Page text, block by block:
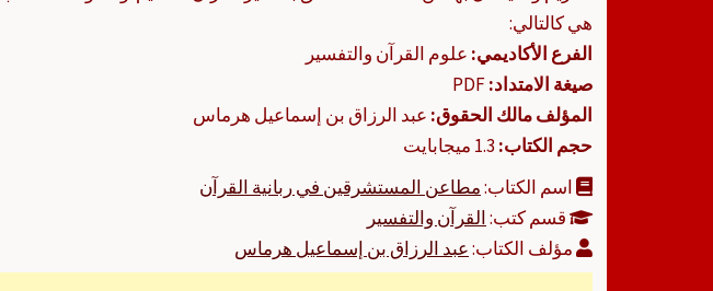
هي كالتالي:
الفرع الأكاديمي: علوم القرآن والتفسير
صيغة الامتداد:
المؤلف مالك الحقوق: عبد الرزاق بن إسماعيل هرماس
حجم الكتاب:
اسم الكتاب:مطاعن المستشرقين في ربانية القرآن
قسم كتب:القرآن والتفسير
مؤلف الكتاب:عبد الرزاق بن إسماعيل هرماس